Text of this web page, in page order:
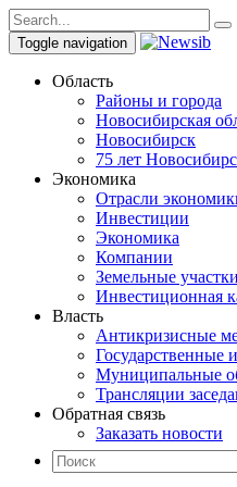
Toggle navigation
Область
Районы и города
Новосибирская
Новосибирск
75 лет
Экономика
Отрасли
Инвестиции
Экономика
Компании
Земельные участки
Инвестиционная
Власть
Антикризисные
Государственные
Муниципальные
Трансляции
Обратная связь
Заказать новости